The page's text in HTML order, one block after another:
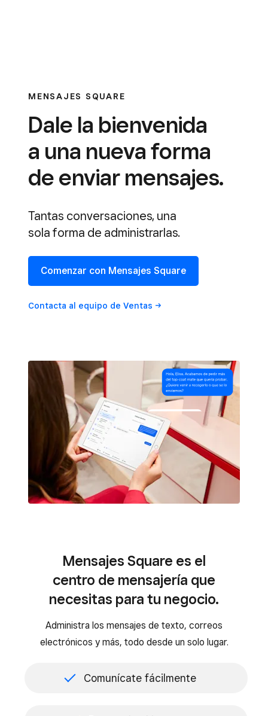
MENSAJES SQUARE
Dale la bienvenida
a una nueva forma
de enviar mensajes.
Tantas conversaciones, una
sola forma de administrarlas.
Comenzar con Mensajes Square
Contacta al equipo de Ventas
Mensajes Square es el
centro de mensajería que
necesitas para tu negocio.
Administra los mensajes de texto, correos
electrónicos y más, todo desde un solo lugar.
Comunícate fácilmente